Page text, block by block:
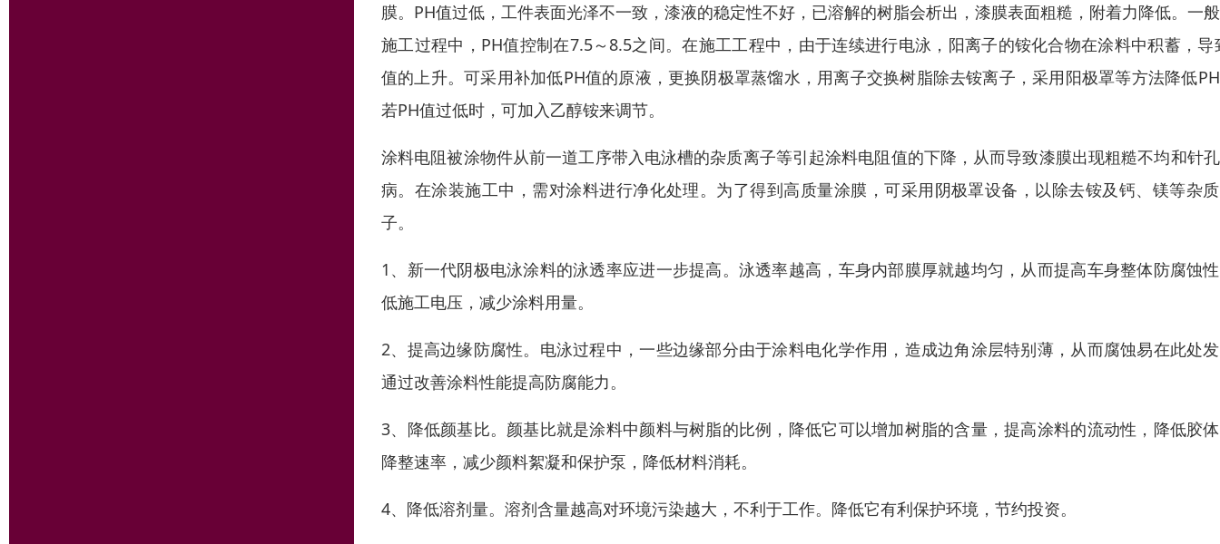
膜。PH值过低，工件表面光泽不一致，漆液的稳定性不好，已溶解的树脂会析出，漆膜表面粗糙，附着力降低。一
施工过程中，PH值控制在7.5～8.5之间。在施工工程中，由于连续进行电泳，阳离子的铵化合物在涂料中积蓄，导
值的上升。可采用补加低PH值的原液，更换阴极罩蒸馏水，用离子交换树脂除去铵离子，采用阳极罩等方法降低
若PH值过低时，可加入乙醇铵来调节。
涂料电阻被涂物件从前一道工序带入电泳槽的杂质离子等引起涂料电阻值的下降，从而导致漆膜出现粗糙不均和针
病。在涂装施工中，需对涂料进行净化处理。为了得到高质量涂膜，可采用阴极罩设备，以除去铵及钙、镁等杂
子。
1、新一代阴极电泳涂料的泳透率应进一步提高。泳透率越高，车身内部膜厚就越均匀，从而提高车身整体防腐蚀
低施工电压，减少涂料用量。
2、提高边缘防腐性。电泳过程中，一些边缘部分由于涂料电化学作用，造成边角涂层特别薄，从而腐蚀易在此处
通过改善涂料性能提高防腐能力。
3、降低颜基比。颜基比就是涂料中颜料与树脂的比例，降低它可以增加树脂的含量，提高涂料的流动性，降低胶
降整速率，减少颜料絮凝和保护泵，降低材料消耗。
4、降低溶剂量。溶剂含量越高对环境污染越大，不利于工作。降低它有利保护环境，节约投资。